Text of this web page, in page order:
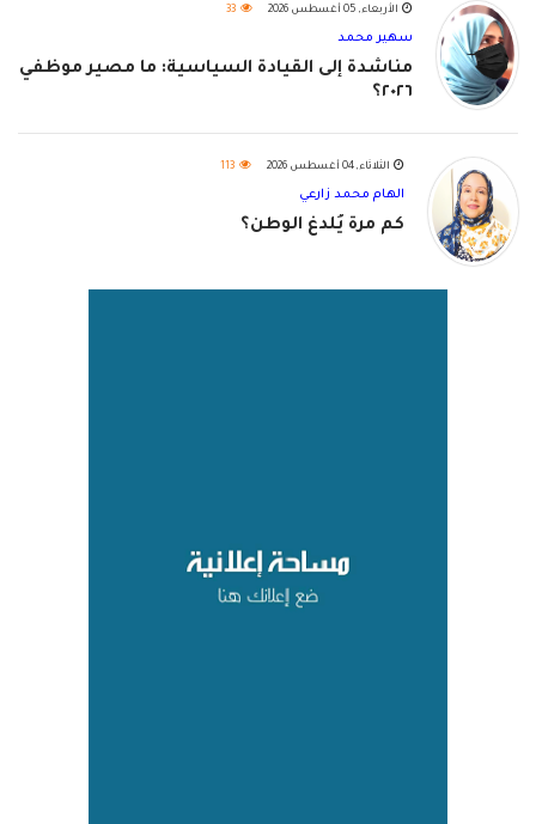
الأربعاء, 05 أغسطس 2026 33
سهير محمد
مناشدة إلى القيادة السياسية: ما مصير موظفي
٢٠٢٦؟
الثلاثاء, 04 أغسطس 2026 113
الهام محمد زارعي
كم مرة يُلدغ الوطن؟